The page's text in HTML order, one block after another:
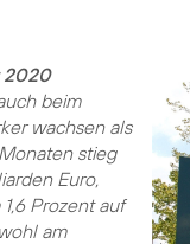
2020
beim
wachsen als
stieg
Euro,
Prozent auf
am